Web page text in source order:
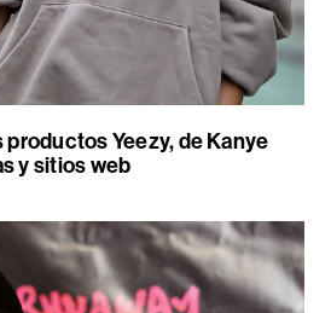
Yeezy, de Kanye
y sitios web